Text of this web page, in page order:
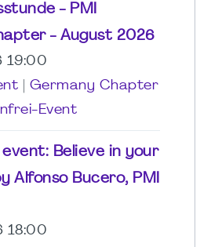
- PMI
- August 2026
19:00
Germany Chapter
Event
event: Believe in your
Alfonso Bucero, PMI
18:00